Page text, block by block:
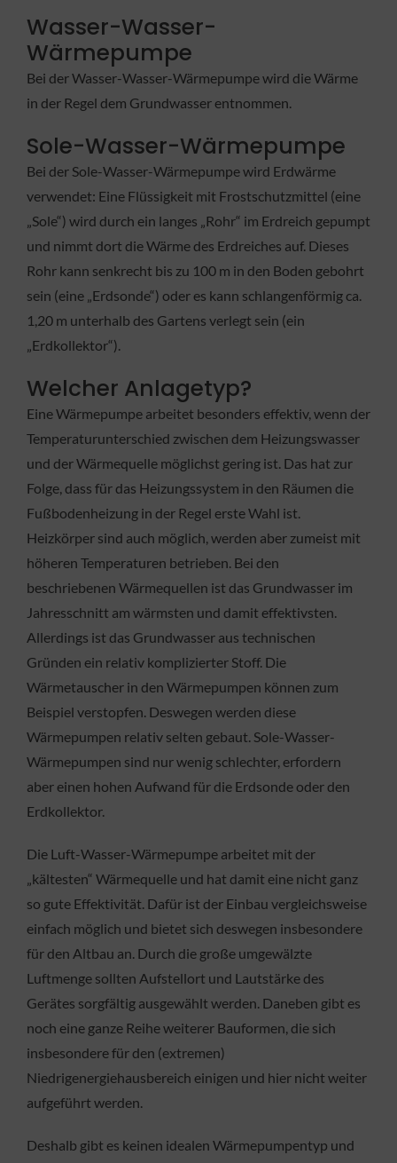
Wasser-Wasser-
Wärmepumpe
Bei der Wasser-Wasser-Wärmepumpe wird die Wärme
in der Regel dem Grundwasser entnommen.
Sole-Wasser-Wärmepumpe
Bei der Sole-Wasser-Wärmepumpe wird Erdwärme
verwendet: Eine Flüssigkeit mit Frostschutzmittel (eine
„Sole“) wird durch ein langes „Rohr“ im Erdreich gepumpt
und nimmt dort die Wärme des Erdreiches auf. Dieses
Rohr kann senkrecht bis zu 100 m in den Boden gebohrt
sein (eine „Erdsonde“) oder es kann schlangenförmig ca.
1,20 m unterhalb des Gartens verlegt sein (ein
„Erdkollektor“).
Welcher Anlagetyp?
Eine Wärmepumpe arbeitet besonders effektiv, wenn der
Temperaturunterschied zwischen dem Heizungswasser
und der Wärmequelle möglichst gering ist. Das hat zur
Folge, dass für das Heizungssystem in den Räumen die
Fußbodenheizung in der Regel erste Wahl ist.
Heizkörper sind auch möglich, werden aber zumeist mit
höheren Temperaturen betrieben. Bei den
beschriebenen Wärmequellen ist das Grundwasser im
Jahresschnitt am wärmsten und damit effektivsten.
Allerdings ist das Grundwasser aus technischen
Gründen ein relativ komplizierter Stoff. Die
Wärmetauscher in den Wärmepumpen können zum
Beispiel verstopfen. Deswegen werden diese
Wärmepumpen relativ selten gebaut. Sole-Wasser-
Wärmepumpen sind nur wenig schlechter, erfordern
aber einen hohen Aufwand für die Erdsonde oder den
Erdkollektor.
Die Luft-Wasser-Wärmepumpe arbeitet mit der
„kältesten“ Wärmequelle und hat damit eine nicht ganz
so gute Effektivität. Dafür ist der Einbau vergleichsweise
einfach möglich und bietet sich deswegen insbesondere
für den Altbau an. Durch die große umgewälzte
Luftmenge sollten Aufstellort und Lautstärke des
Gerätes sorgfältig ausgewählt werden. Daneben gibt es
noch eine ganze Reihe weiterer Bauformen, die sich
insbesondere für den (extremen)
Niedrigenergiehausbereich einigen und hier nicht weiter
aufgeführt werden.
Deshalb gibt es keinen idealen Wärmepumpentyp und